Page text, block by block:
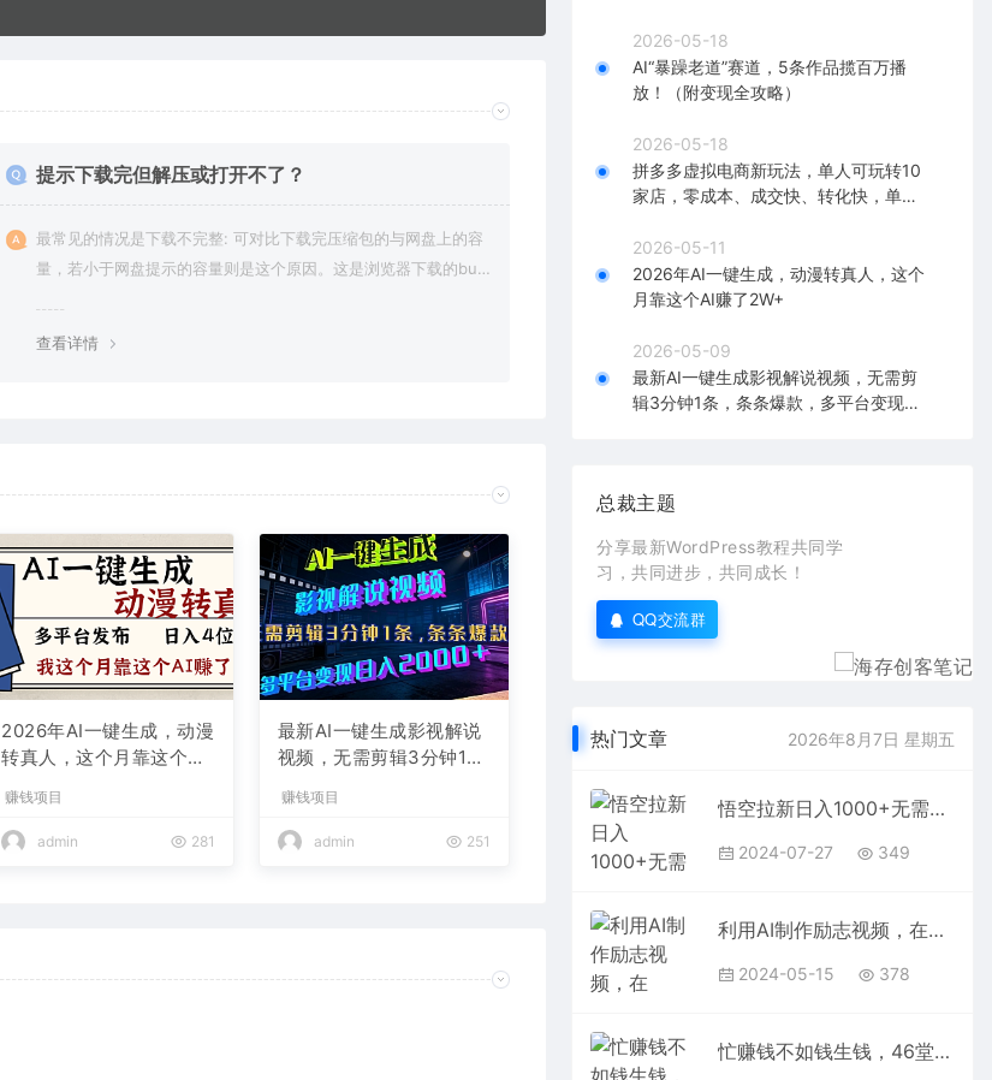
提示下载完但解压或打开不了？
最常见的情况是下载不完整: 可对比下载完压缩包的与网盘上的容
量，若小于网盘提示的容量则是这个原因。这是浏览器下载的bu
查看详情
2026年AI一键生成，动漫
转真人，这个月靠这个AI
赚钱项目
admin 281
最新AI一键生成影视解说
视频，无需剪辑3分钟1
现日入2000+
赚钱项目
admin 251
2026-05-18
AI“暴躁老道”赛道，5条作品揽百万播
放！（附变现全攻略）
2026-05-18
拼多多虚拟电商新玩法，单人可玩转10
家店，零成本、成交快、转化快，单店
2026-05-11
2026年AI一键生成，动漫转真人，这个
月靠这个AI赚了2W+
2026-05-09
最新AI一键生成影视解说视频，无需剪
辑3分钟1条，条条爆款，多平台变现日
总裁主题
分享最新WordPress教程共同学
习，共同进步，共同成长！
QQ交流群
热门文章 2026年8月7日 星期五
悟空拉新日入1000+无需剪辑当天上手，一部手机随时随地可做，全流程无…
2024-07-27 349
利用AI制作励志视频，在YouTube和TikTok赚钱，小白可做（附工具）
2024-05-15 378
忙赚钱不如钱生钱，46堂财富增长私房课：让你越听越有钱